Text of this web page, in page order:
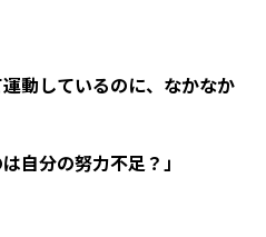
動しているのに、なかなか
自分の努力不足？」